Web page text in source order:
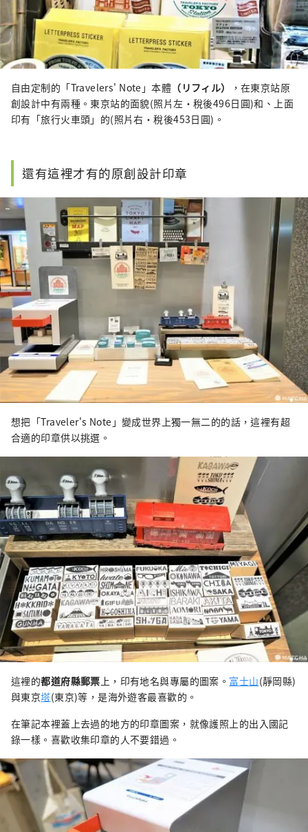
自由定制的「Travelers' Note」本體 （リフィル）
，在東京站原
創設計中有兩種。東京站的面貌(照片左・稅後496日圓)和、上面
印有「旅行火車頭」的(照片右・稅後453日圓)。
還有這裡才有的原創設計印章
想把「Traveler's Note」變成世界上獨一無二的的話，這裡有超
合適的印章供以挑選。
這裡的都道府縣郵票 上，印有地名與專屬的圖案。 富士山(靜岡縣)
與東京塔(東京)等，是海外遊客最喜歡的。
在筆記本裡蓋上去過的地方的印章圖案，就像護照上的出入國記
錄一樣。喜歡收集印章的人不要錯過。